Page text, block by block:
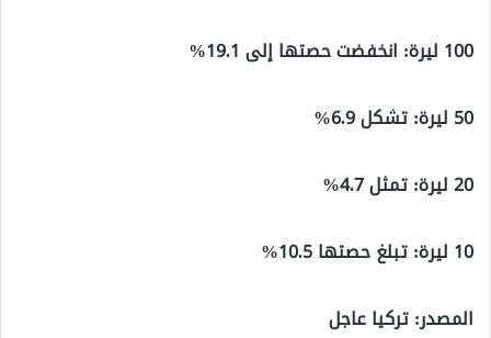
100 ليرة: انخفضت حصتها إلى 19.1%
50 ليرة: تشكل 6.9%
20 ليرة: تمثل 4.7%
10 ليرة: تبلغ حصتها 10.5%
المصدر: تركيا عاجل